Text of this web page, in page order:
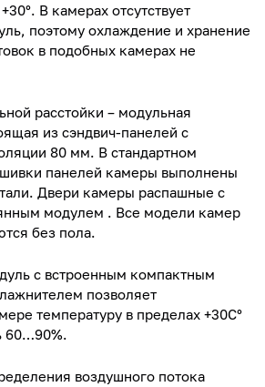
В камерах отсутствует
поэтому охлаждение и хранение
в подобных камерах не
расстойки – модульная
из сэндвич-панелей с
80 мм. В стандартном
панелей камеры выполнены
Двери камеры распашные с
модулем . Все модели камер
без пола.
с встроенным компактным
позволяет
температуру в пределах +30С°
60…90%.
воздушного потока